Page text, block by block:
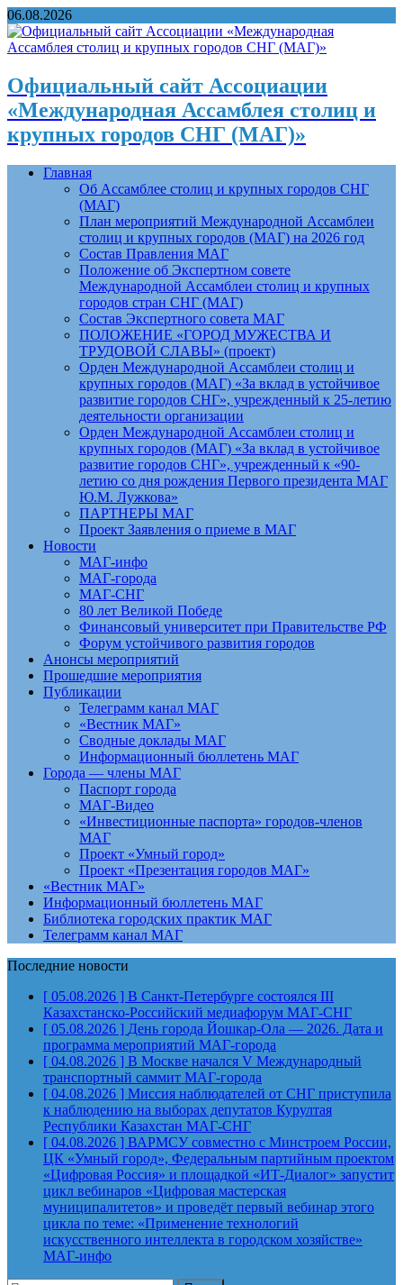
06.08.2026
Официальный сайт Ассоциации
«Международная Ассамблея столиц и
крупных городов СНГ (МАГ)»
Главная
Об Ассамблее столиц и крупных городов СНГ
(МАГ)
План мероприятий Международной Ассамблеи
столиц и крупных городов (МАГ) на 2026 год
Состав Правления МАГ
Положение об Экспертном совете
Международной Ассамблеи столиц и крупных
городов стран СНГ (МАГ)
Состав Экспертного совета МАГ
ПОЛОЖЕНИЕ «ГОРОД МУЖЕСТВА И
ТРУДОВОЙ СЛАВЫ» (проект)
Орден Международной Ассамблеи столиц и
крупных городов (МАГ) «За вклад в устойчивое
развитие городов СНГ», учрежденный к 25-летию
деятельности организации
Орден Международной Ассамблеи столиц и
крупных городов (МАГ) «За вклад в устойчивое
развитие городов СНГ», учрежденный к «90-
летию со дня рождения Первого президента МАГ
Ю.М. Лужкова»
ПАРТНЕРЫ МАГ
Проект Заявления о приеме в МАГ
Новости
МАГ-инфо
МАГ-города
МАГ-СНГ
80 лет Великой Победе
Финансовый университет при Правительстве РФ
Форум устойчивого развития городов
Анонсы мероприятий
Прошедшие мероприятия
Публикации
Телеграмм канал МАГ
«Вестник МАГ»
Сводные доклады МАГ
Информационный бюллетень МАГ
Города — члены МАГ
Паспорт города
МАГ-Видео
«Инвестиционные паспорта» городов-членов
МАГ
Проект «Умный город»
Проект «Презентация городов МАГ»
«Вестник МАГ»
Информационный бюллетень МАГ
Библиотека городских практик МАГ
Телеграмм канал МАГ
Последние новости
[ 05.08.2026 ] В Санкт-Петербурге состоялся III
Казахстанско-Российский медиафорум МАГ-СНГ
[ 05.08.2026 ] День города Йошкар-Ола — 2026. Дата и
программа мероприятий МАГ-города
[ 04.08.2026 ] В Москве начался V Международный
транспортный саммит МАГ-города
[ 04.08.2026 ] Миссия наблюдателей от СНГ приступила
к наблюдению на выборах депутатов Курултая
Республики Казахстан МАГ-СНГ
[ 04.08.2026 ] ВАРМСУ совместно с Минстроем России,
ЦК «Умный город», Федеральным партийным проектом
«Цифровая Россия» и площадкой «ИТ-Диалог» запустит
цикл вебинаров «Цифровая мастерская
муниципалитетов» и проведёт первый вебинар этого
цикла по теме: «Применение технологий
искусственного интеллекта в городском хозяйстве»
МАГ-инфо